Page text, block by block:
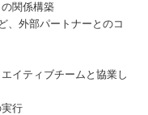
関係構築
、外部パートナーとのコ
イティブチームと協業し
行